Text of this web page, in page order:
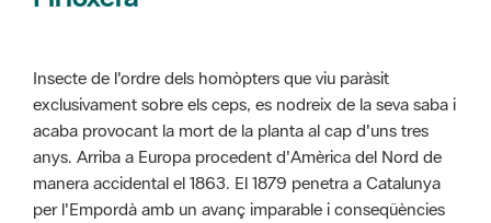
Insecte de l'ordre dels homòpters que viu paràsit
exclusivament sobre els ceps, es nodreix de la seva saba i
acaba provocant la mort de la planta al cap d'uns tres
anys. Arriba a Europa procedent d'Amèrica del Nord de
manera accidental el 1863. El 1879 penetra a Catalunya
per l'Empordà amb un avanç imparable i conseqüències